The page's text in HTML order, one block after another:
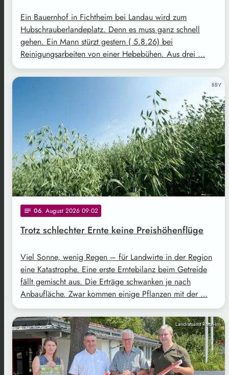
Ein Bauernhof in Fichtheim bei Landau wird zum
Hubschrauberlandeplatz. Denn es muss ganz schnell
gehen. Ein Mann stürzt gestern ( 5.8.26) bei
Reinigungsarbeiten von einer Hebebühen. Aus drei …
BBV
notes 06. August 2026 09:02
Trotz schlechter Ernte keine Preishöhenflüge
Viel Sonne, wenig Regen – für Landwirte in der Region
eine Katastrophe. Eine erste Erntebilanz beim Getreide
fällt gemischt aus. Die Erträge schwanken je nach
Anbaufläche. Zwar kommen einige Pflanzen mit der …
Landratsamt Rottal-Inn